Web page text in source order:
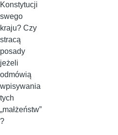
Konstytucji
swego
kraju? Czy
stracą
posady
jeżeli
odmówią
wpisywania
tych
„małżeństw”
?